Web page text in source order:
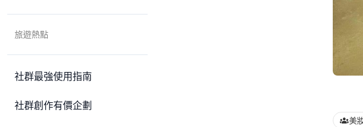
旅遊熱點
社群最強使用指南
社群創作有價企劃
美